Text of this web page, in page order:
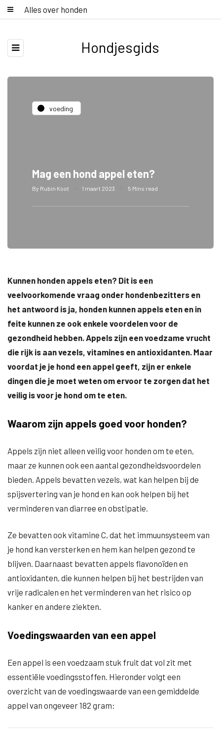
Alles over honden
Hondjesgids
voeding
Mag een hond appel eten?
By Rubin Koot 1 maart 2023 5 Mins read
Kunnen honden appels eten? Dit is een
veelvoorkomende vraag onder hondenbezitters en
het antwoord is ja, honden kunnen appels eten en in
feite kunnen ze ook enkele voordelen voor de
gezondheid hebben. Appels zijn een voedzame vrucht
die rijk is aan vezels, vitamines en antioxidanten. Maar
voordat je je hond een appel geeft, zijn er enkele
dingen die je moet weten om ervoor te zorgen dat het
veilig is voor je hond om te eten.
Waarom zijn appels goed voor honden?
Appels zijn niet alleen veilig voor honden om te eten,
maar ze kunnen ook een aantal gezondheidsvoordelen
bieden. Appels bevatten vezels, wat kan helpen bij de
spijsvertering van je hond en kan ook helpen bij het
verminderen van diarree en obstipatie.
Ze bevatten ook vitamine C, dat het immuunsysteem van
je hond kan versterken en hem kan helpen gezond te
blijven. Daarnaast bevatten appels flavonoïden en
antioxidanten, die kunnen helpen bij het bestrijden van
vrije radicalen en het verminderen van het risico op
kanker en andere ziekten.
Voedingswaarden van een appel
Een appel is een voedzaam stuk fruit dat vol zit met
essentiële voedingsstoffen. Hieronder volgt een
overzicht van de voedingswaarde van een gemiddelde
appel van ongeveer 182 gram: